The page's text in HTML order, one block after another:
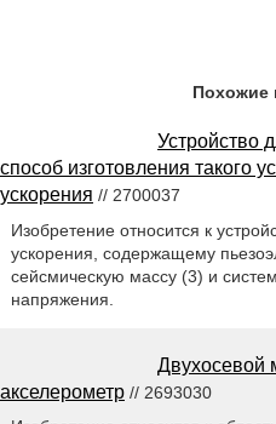
Похожие
Устройство
способ изготовления такого
ускорения // 2700037
Изобретение относится к
ускорения, содержащему
сейсмическую массу (3) и
напряжения.
Двухосевой
акселерометр // 2693030